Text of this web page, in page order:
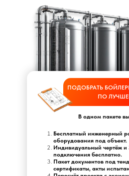
В одном пакете
Бесплатный инженерный
оборудования под объект.
Индивидуальный чертёж и
подключения бесплатно.
Пакет документов под
сертификаты, акты
ПОДОБРАТЬ
ПО